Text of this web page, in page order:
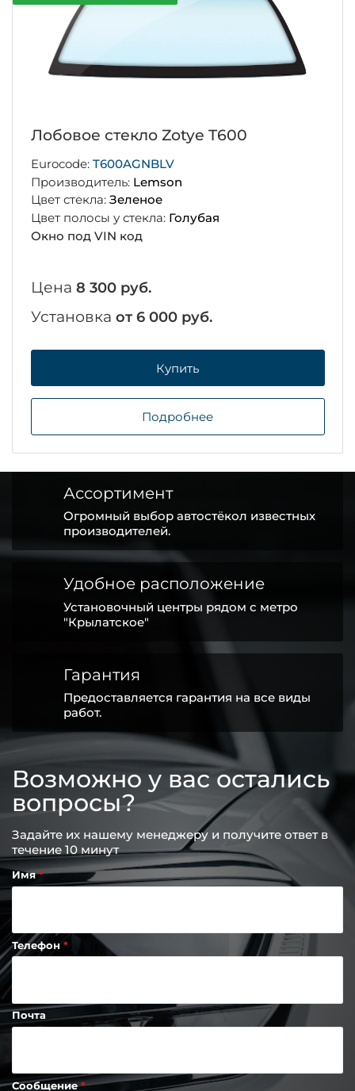
Лобовое стекло Zotye T600
Eurocode: T600AGNBLV
Производитель: Lemson
Цвет стекла: Зеленое
Цвет полосы у стекла: Голубая
Окно под VIN код
Цена 8 300 руб.
Установка от 6 000 руб.
Купить
Подробнее
Ассортимент
Огромный выбор автостёкол известных
производителей.
Удобное расположение
Установочный центры рядом с метро
"Крылатское"
Гарантия
Предоставляется гарантия на все виды
работ.
Возможно у вас остались
вопросы?
Задайте их нашему менеджеру и получите ответ в
течение 10 минут
Имя
Телефон
Почта
Сообщение